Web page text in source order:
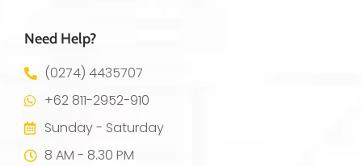
Need Help?
(0274) 4435707
+62 811-2952-910
Sunday - Saturday
8 AM - 8.30 PM